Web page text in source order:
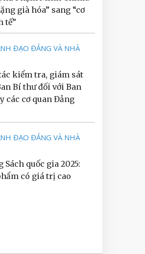
già hóa” sang “cơ
tế”
ĐẠO ĐẢNG VÀ NHÀ
kiểm tra, giám sát
Bí thư đối với Ban
các cơ quan Đảng
ĐẠO ĐẢNG VÀ NHÀ
quốc gia 2025:
có giá trị cao